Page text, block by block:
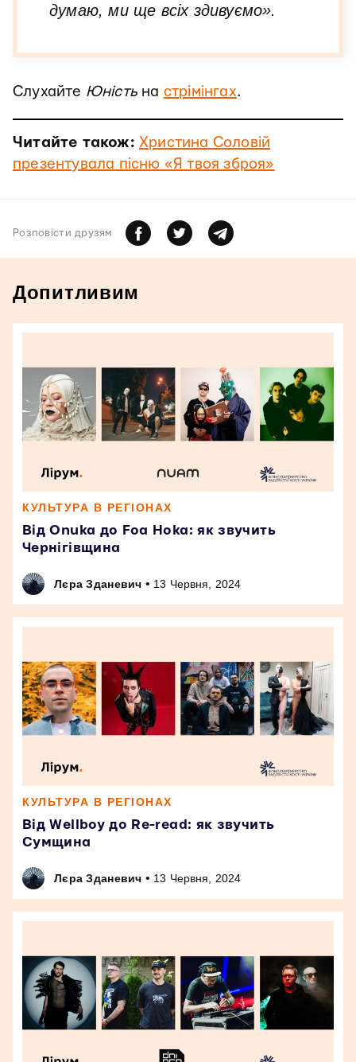
думаю, ми ще всіх здивуємо».
Слухайте Юність на стрімінгах.
Читайте також: Христина Соловій
презентувала пісню «Я твоя зброя»
Розповiсти друзям
Допитливим
КУЛЬТУРА В РЕГІОНАХ
Від Onuka до Foa Hoka: як звучить
Чернігівщина
Лєра Зданевич • 13 Червня, 2024
КУЛЬТУРА В РЕГІОНАХ
Від Wellboy до Re-read: як звучить
Сумщина
Лєра Зданевич • 13 Червня, 2024